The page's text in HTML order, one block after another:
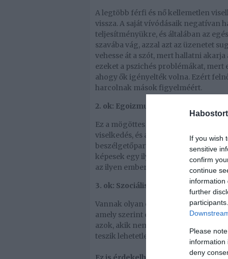
If you wish
sensitive
confirm
continue
information
further
Please
information
deny
A legtöbb férfi és nő kellemetlen
vissza. A saját vívódásaik negatívan
teljesítményükre, és általában az
szavába vág, azzal azt az üzenetet
vehesse át a szót, mert hallatni
ezeket a pszichés problémákat,
ahogy ők igényelték volna. Ezért
harcolnak mások figyelméért.
2. ok: Egoizmus és önzés
Ez a mögöttes ok nem sok
viselkedés, és azt sugallja, hogy az
beszélgetőpartnerétől, vagy akár az
képesek egy ilyen emberrel szoros
az ilyen embert, és messziről
3. ok: Szociális tudatlanság
Vannak olyan emberek is, akik
amely szerint egy párbeszéd attól
azok, akik nem rossz szándékból,
teszik lehetetlenné a beszélgetést.